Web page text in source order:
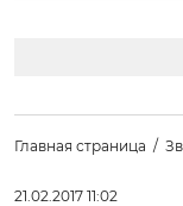
Главная страница
21.02.2017 11:02